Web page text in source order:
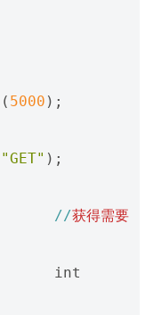
( 5000 );
"GET" );
//获得需要
int